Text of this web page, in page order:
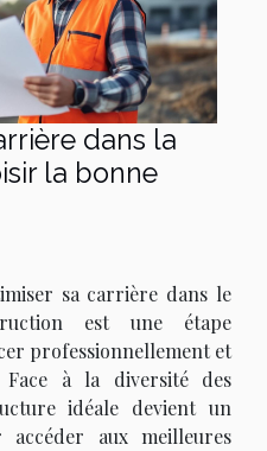
dans la
la bonne
sa carrière dans le
est une étape
professionnellement et
Face à la diversité des
idéale devient un
aux meilleures